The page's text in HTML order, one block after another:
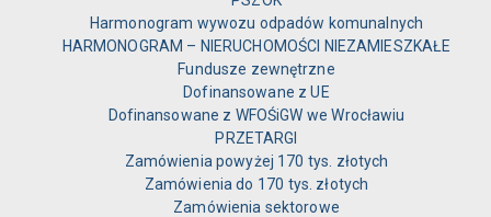
Harmonogram wywozu odpadów komunalnych
HARMONOGRAM – NIERUCHOMOŚCI NIEZAMIESZKAŁE
Fundusze zewnętrzne
Dofinansowane z UE
Dofinansowane z WFOŚiGW we Wrocławiu
PRZETARGI
Zamówienia powyżej 170 tys. złotych
Zamówienia do 170 tys. złotych
Zamówienia sektorowe